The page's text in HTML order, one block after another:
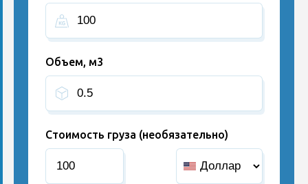
Объем, м3
Стоимость груза (необязательно)